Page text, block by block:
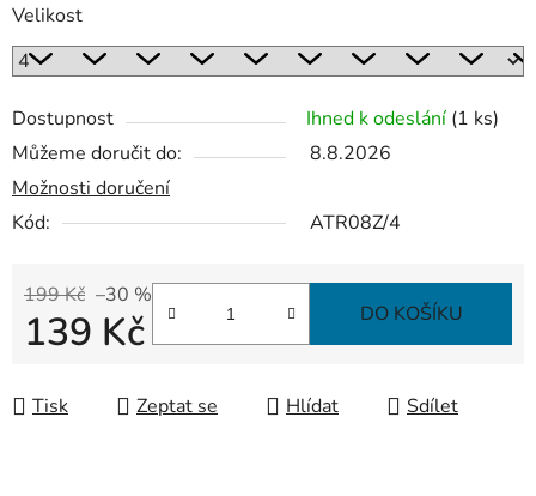
Velikost
Dostupnost Ihned k odeslání (1 ks)
Můžeme doručit do:
8.8.2026
Možnosti doručení
Kód:
ATR08Z/4
199 Kč –30 %
139 Kč DO KOŠÍKU
Tisk Zeptat se Hlídat Sdílet